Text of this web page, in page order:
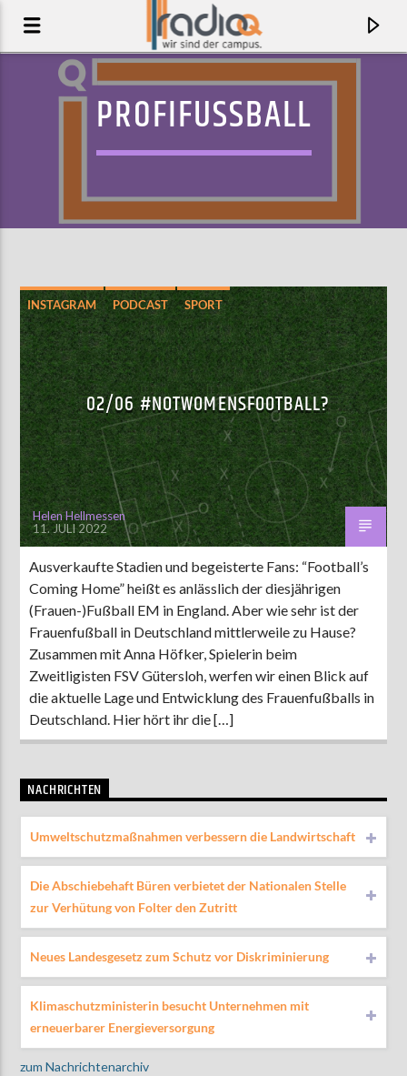
AKTUELLER TRACK
ALLEIN SEIN
FENNER
AKTUELLE SENDUNG
MOEBIUS
19:00 24:00
ZU HÖREN INMünster90,9 MHz Steinfurt103,9 MHz
PROFIFUSSBALL
INSTAGRAM PODCAST SPORT
02/06 #NOTWOMENSFOOTBALL?
Helen Hellmessen
11. JULI 2022
Ausverkaufte Stadien und begeisterte Fans: “Football’s
Coming Home” heißt es anlässlich der diesjährigen
(Frauen-)Fußball EM in England. Aber wie sehr ist der
Frauenfußball in Deutschland mittlerweile zu Hause?
Zusammen mit Anna Höfker, Spielerin beim
Zweitligisten FSV Gütersloh, werfen wir einen Blick auf
die aktuelle Lage und Entwicklung des Frauenfußballs in
Deutschland. Hier hört ihr die […]
NACHRICHTEN
Umweltschutzmaßnahmen verbessern die Landwirtschaft
Die Abschiebehaft Büren verbietet der Nationalen Stelle
zur Verhütung von Folter den Zutritt
Neues Landesgesetz zum Schutz vor Diskriminierung
Klimaschutzministerin besucht Unternehmen mit
erneuerbarer Energieversorgung
zum Nachrichtenarchiv